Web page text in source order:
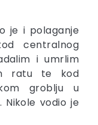
je i polaganje
centralnog
i umrlim
ratu te kod
groblju u
Nikole vodio je